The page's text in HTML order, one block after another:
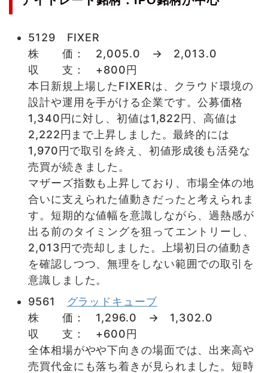
5129 FIXER
株 価： 2,005.0 → 2,013.0
収 支： +800円
本日新規上場したFIXERは、クラウド環境の
設計や運用を手がける企業です。公募価格
1,340円に対し、初値は1,822円、高値は
2,222円まで上昇しました。最終的には
1,970円で取引を終え、初値形成後も活発な
売買が続きました。
マザーズ指数も上昇しており、市場全体の地
合いに支えられた値動きだったと考えられま
す。短期的な値幅を意識しながら、過熱感が
出る前のタイミングを狙ってエントリーし、
2,013円で売却しました。上場初日の値動き
を確認しつつ、無理をしない範囲での取引を
意識しました。
9561
グラッドキューブ
株 価： 1,296.0 → 1,302.0
収 支： +600円
全体相場がやや下向きの場面では、出来高や
売買代金にも落ち着きが見られました。短時